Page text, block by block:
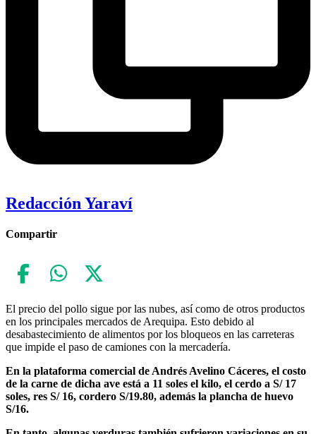
Redacción Yaraví
Compartir
El precio del pollo sigue por las nubes, así como de otros productos
en los principales mercados de Arequipa. Esto debido al
desabastecimiento de alimentos por los bloqueos en las carreteras
que impide el paso de camiones con la mercadería.
En la plataforma comercial de Andrés Avelino Cáceres, el costo
de la carne de dicha ave está a 11 soles el kilo, el cerdo a S/ 17
soles, res S/ 16, cordero S/19.80, además la plancha de huevo
S/16.